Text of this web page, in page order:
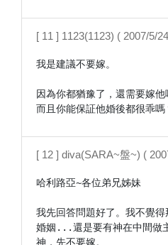
[ 11 ] 1123(1123) ( 2007/5/
我是建議不要嫁。
因為你都猶豫了，還需要嫁他
而且你能保証他婚後都很乖嗎
[ 12 ] diva(SARA~盤~) (
哈利路亞~各位弟兄姊妹
我先回答問題好了。我不覺得
婚姻...還是要有神在中間做
神，先不要嫁。